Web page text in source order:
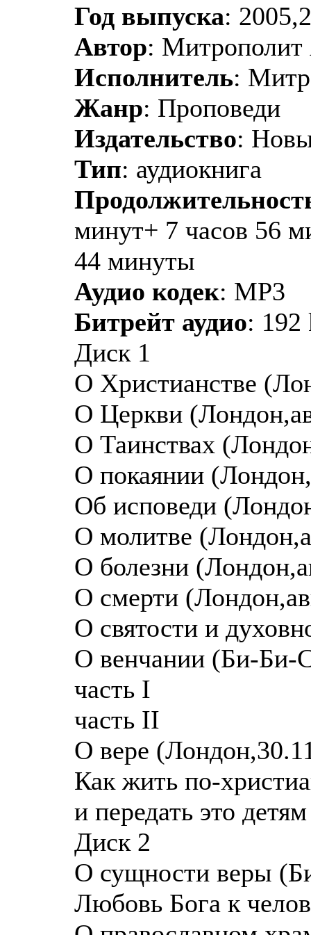
Год выпуска:
Автор:
Исполнитель:
Жанр: Проповеди
Издательство:
Тип: аудиокнига
минут+ 7 часов 56
44 минуты
Аудио кодек: MP3
Битрейт аудио: 192
Диск 1
О Христианстве
О Церкви
О Таинствах
О покаянии
Об исповеди
О молитве
О болезни
О смерти
О святости и
О венчании (Би-Би-
часть I
часть II
О вере
Как жить по-
и передать это
Диск 2
О сущности веры
Любовь Бога к